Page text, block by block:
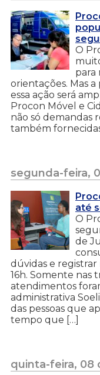
O
para
orientações. Mas
essa ação será
Procon Móvel e
não só demandas
também
segunda-feira,
até
O
de
dúvidas e registrar
16h. Somente nas
atendimentos
administrativa
das pessoas que
tempo que […]
quinta-feira, 08